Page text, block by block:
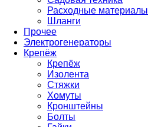
Расходные материалы
Шланги
Прочее
Электрогенераторы
Крепёж
Крепёж
Изолента
Стяжки
Хомуты
Кронштейны
Болты